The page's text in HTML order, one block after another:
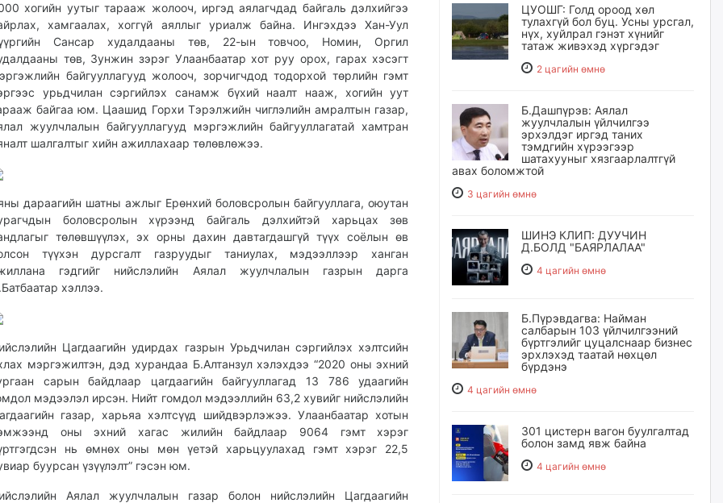
хогийн уутыг тарааж жолооч, иргэд аялагчдад байгаль дэлхийгээ
хамгаалах, хоггүй аяллыг уриалж байна. Ингэхдээ Хан-Уул
Сансар худалдааны төв, 22-ын товчоо, Номин, Оргил
төв, Зунжин зэрэг Улаанбаатар хот руу орох, гарах хэсэгт
байгууллагууд жолооч, зорчигчдод тодорхой төрлийн гэмт
урьдчилан сэргийлэх санамж бүхий наалт нааж, хогийн уут
байгаа юм. Цаашид Горхи Тэрэлжийн чиглэлийн амралтын газар,
жуулчлалын байгууллагууд мэргэжлийн байгууллагатай хамтран
шалгалтыг хийн ажиллахаар төлөвлөжээ.
дараагийн шатны ажлыг Ерөнхий боловсролын байгууллага, оюутан
боловсролын хүрээнд байгаль дэлхийтэй харьцах зөв
төлөвшүүлэх, эх орны дахин давтагдашгүй түүх соёлын өв
түүхэн дурсгалт газруудыг таниулах, мэдээллээр ханган
гэдгийг нийслэлийн Аялал жуулчлалын газрын дарга
хэллээ.
Цагдаагийн удирдах газрын Урьдчилан сэргийлэх хэлтсийн
мэргэжилтэн, дэд хурандаа Б.Алтанзул хэлэхдээ “2020 оны эхний
сарын байдлаар цагдаагийн байгууллагад 13 786 удаагийн
мэдээлэл ирсэн. Нийт гомдол мэдээллийн 63,2 хувийг нийслэлийн
газар, харьяа хэлтсүүд шийдвэрлэжээ. Улаанбаатар хотын
оны эхний хагас жилийн байдлаар 9064 гэмт хэрэг
нь өмнөх оны мөн үетэй харьцуулахад гэмт хэрэг 22,5
буурсан үзүүлэлт” гэсэн юм.
Аялал жуулчлалын газар болон нийслэлийн Цагдаагийн
ЦУОШГ: Голд ороод хөл
тулахгүй бол буц. Усны урсгал,
нүх, хуйлрал гэнэт хүнийг
татаж живэхэд хүргэдэг
2 цагийн өмнө
Б.Дашпүрэв: Аялал
жуулчлалын үйлчилгээ
эрхэлдэг иргэд таних
тэмдгийн хүрээгээр
шатахууныг хязгаарлалтгүй
авах боломжтой
3 цагийн өмнө
ШИНЭ КЛИП: ДУУЧИН
Д.БОЛД "БАЯРЛАЛАА"
4 цагийн өмнө
Б.Пүрэвдагва: Найман
салбарын 103 үйлчилгээний
бүртгэлийг цуцалснаар бизнес
эрхлэхэд таатай нөхцөл
бүрдэнэ
4 цагийн өмнө
301 цистерн вагон буулгалтад
болон замд явж байна
4 цагийн өмнө